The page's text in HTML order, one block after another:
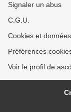
Signaler un abus
C.G.U.
Cookies et
Préférences
Voir le profil de